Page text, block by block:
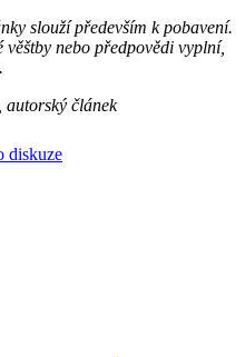
slouží především k pobavení.
nebo předpovědi vyplní,
autorský článek
diskuze